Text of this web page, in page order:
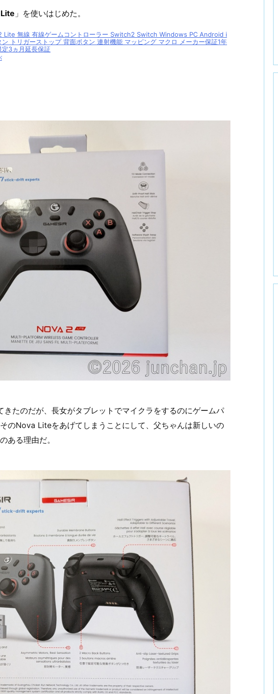
」を使いはじめた。
Lite 無線 有線ゲームコントローラー Switch2 Switch Windows PC Android i
トリガーストップ 背面ボタン 連射機能 マッピング マクロ メーカー保証1年
3ヵ月延長保証
きたのだが、長女がタブレットでマイクラをするのにゲームパ
のNova Liteをあげてしまうことにして、父ちゃんは新しいの
ある理由だ。